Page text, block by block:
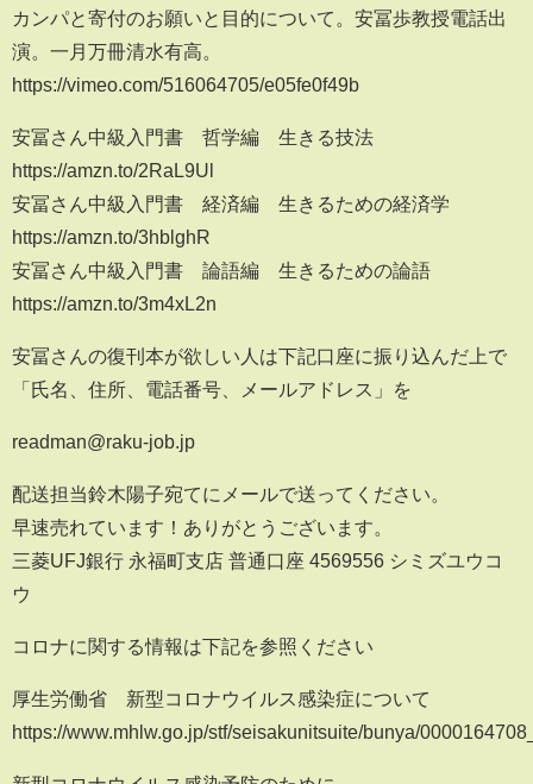
カンパと寄付のお願いと目的について。安冨歩教授電話出
演。一月万冊清水有高。
https://vimeo.com/516064705/e05fe0f49b
安冨さん中級入門書 哲学編 生きる技法
https://amzn.to/2RaL9Ul
安冨さん中級入門書 経済編 生きるための経済学
https://amzn.to/3hblghR
安冨さん中級入門書 論語編 生きるための論語
https://amzn.to/3m4xL2n
安冨さんの復刊本が欲しい人は下記口座に振り込んだ上で
「氏名、住所、電話番号、メールアドレス」を
readman@raku-job.jp
配送担当鈴木陽子宛てにメールで送ってください。
早速売れています！ありがとうございます。
三菱UFJ銀行 永福町支店 普通口座 4569556 シミズユウコ
ウ
コロナに関する情報は下記を参照ください
厚生労働省 新型コロナウイルス感染症について
https://www.mhlw.go.jp/stf/seisakunitsuite/bunya/